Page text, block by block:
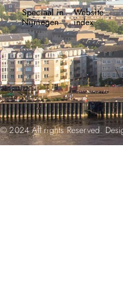
Speciaal in
Nijmegen
Website
index
© 2024 All rights Reserved.